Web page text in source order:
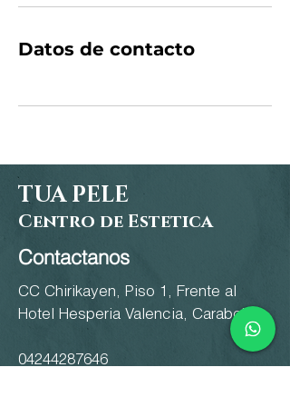
Datos de contacto
TUA PELE
Centro de Estetica
Contactanos
CC Chirikayen, Piso 1, Frente al
Hotel Hesperia Valencia, Carabobo
04244287646